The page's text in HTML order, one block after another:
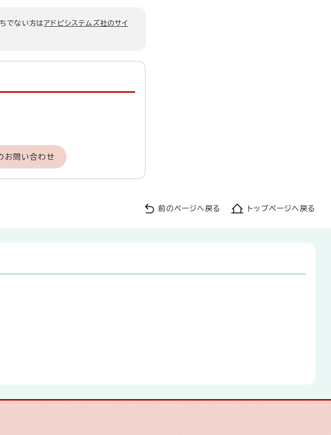
でない方はアドビシステムズ社のサイ
お問い合わせ
前のページへ戻る トップページへ戻る